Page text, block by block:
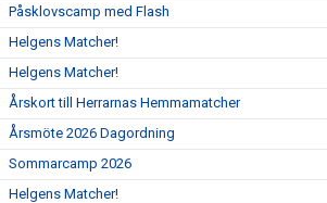
Påsklovscamp med Flash
Helgens Matcher!
Helgens Matcher!
Årskort till Herrarnas Hemmamatcher
Årsmöte 2026 Dagordning
Sommarcamp 2026
Helgens Matcher!